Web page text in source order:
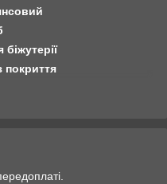
біжутерії
покриття